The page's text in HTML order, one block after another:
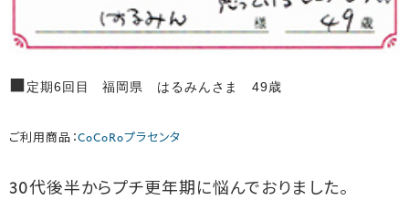
■定期6回目 福岡県 はるみんさま 49歳
ご利用商品：CoCoRoプラセンタ
30代後半からプチ更年期に悩んでおりました。